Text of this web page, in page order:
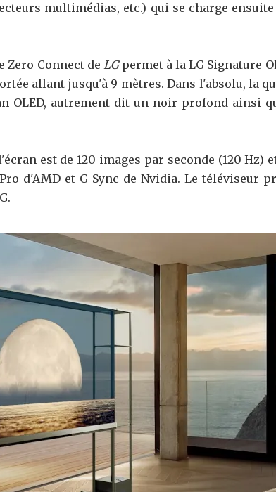
multimédias, etc.) qui se charge
Connect de LGpermet à la LG Signature
allant jusqu'à 9 mètres. Dans l'absolu, la
OLED, autrement dit un noir profond ainsi
est de 120 images par seconde (120 Hz)
d'AMD et G-Sync de Nvidia. Le téléviseur